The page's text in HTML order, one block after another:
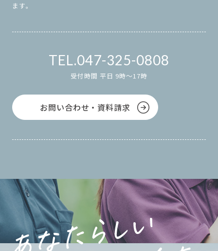
ます。
047-325-0808
受付時間 平日 9時～17時
お問い合わせ・資料請求